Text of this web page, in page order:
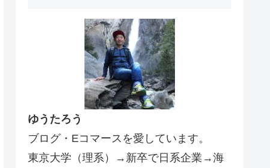
ゆうたろう
ブログ・Eコマースを愛しています。
東京大学（理系）→新卒で日系企業→海